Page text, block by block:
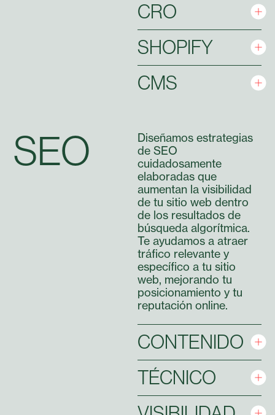
CRO
SHOPIFY
CMS
SEO
Diseñamos estrategias
de SEO
cuidadosamente
elaboradas que
aumentan la visibilidad
de tu sitio web dentro
de los resultados de
búsqueda algorítmica.
Te ayudamos a atraer
tráfico relevante y
específico a tu sitio
web, mejorando tu
posicionamiento y tu
reputación online.
CONTENIDO
TÉCNICO